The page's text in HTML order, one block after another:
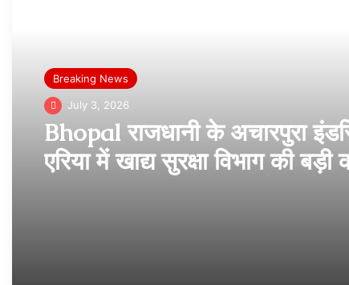
Breaking News
July 3, 2026
Bhopal राजधानी के अचारपुरा
एरिया में खाद्य सुरक्षा विभाग की बड़ी